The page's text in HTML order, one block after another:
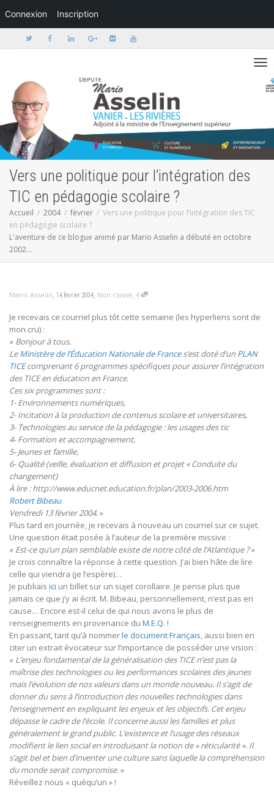
Connexion Inscription
Activer/
Vers une politique pour l’intégration des
TIC en pédagogie scolaire ?
Accueil 2004 février
Vers une politique pour l’intégration des TIC
en pédagogie scolaire ?
L'aventure de ce blogue animé par Mario Asselin a débuté en octobre
2002...
Mario Asselin, 14 février 2004, Non classé, 4
Je recevais ce courriel plus tôt cette semaine (les hyperliens sont de
mon cru) :
« Bonjour à tous.
LeMinistère de l’Éducation Nationale de Frances’est doté d’un PLAN
TICEcomprenant 6 programmes spécifiques pour assurer l’intégration
des TICE en éducation en France.
Ces six programmes sont :
1- Environnements numériques,
2- Incitation à la production de contenus scolaire et universitaires,
3- Technologies au service de la pédagogie : les usages des tic
4- Formation et accompagnement,
5- Jeunes et famille,
6- Qualité (veille, évaluation et diffusion et projet « Conduite du
changement)
À lire : http://www.educnet.education.fr/plan/2003-2006.htm
Robert Bibeau
Vendredi 13 février 2004.»
Plus tard en journée, je recevais à nouveau un courriel sur ce sujet.
Une question était posée à l’auteur de la première missive :
« Est-ce qu’un plan semblable existe de notre côté de l’Atlantique ?»
Je crois connaître la réponse à cette question. J’ai bien hâte de lire
celle qui viendra (je l’espère)…
Je publiais ici un billet sur un sujet corollaire. Je pense plus que
jamais ce que j’y ai écrit. M. Bibeau, personnellement, n’est pas en
cause… Encore est-il celui de qui nous avons le plus de
renseignements en provenance du M.E.Q. !
En passant, tant qu’à nommerle document Français, aussi bien en
citer un extrait évocateur sur l’importance de posséder une vision :
« L’enjeu fondamental de la généralisation des TICE n’est pas la
maîtrise des technologies ou les performances scolaires des jeunes
mais l’évolution de nos valeurs dans un monde nouveau. Il s’agit de
donner du sens à l’introduction des nouvelles technologies dans
l’enseignement en expliquant les enjeux et les objectifs. Cet enjeu
dépasse le cadre de l’école. Il concerne aussi les familles et plus
généralement le grand public. L’existence et l’usage des réseaux
modifient le lien social en introduisant la notion de « réticularité ». Il
s’agit bel et bien d’inventer une culture sans laquelle la compréhension
du monde serait compromise.»
Réveillez nous « quéqu’un » !